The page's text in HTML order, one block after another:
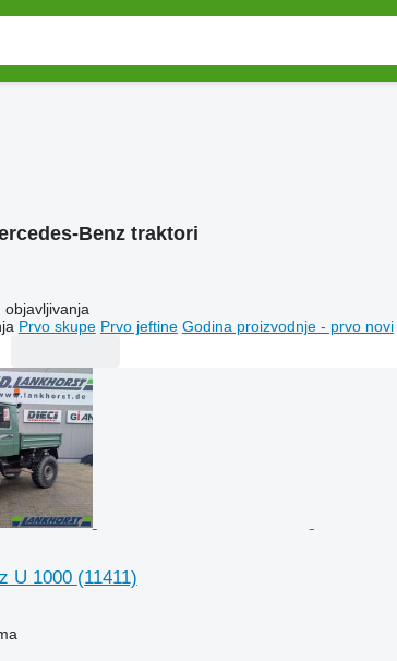
Benz traktori
objavljivanja
Prvo skupe Prvo jeftine Godina proizvodnje - prvo novi
U 1000 (11411)